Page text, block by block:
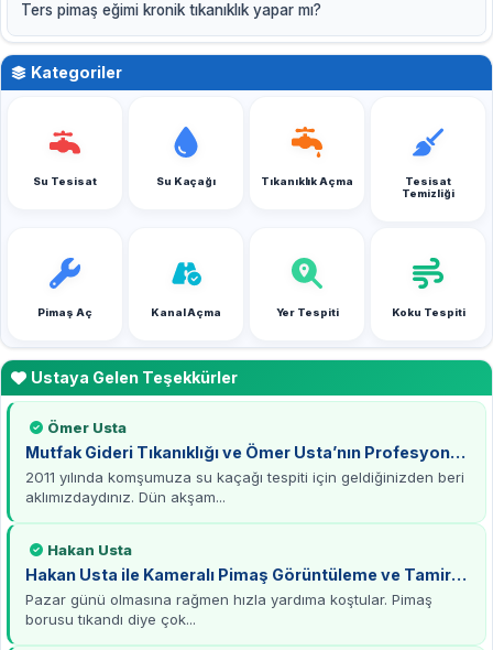
Ters pimaş eğimi kronik tıkanıklık yapar mı?
Kategoriler
Su Tesisat Su Kaçağı Tıkanıklık Açma
Tesisat
Temizliği
Pimaş Aç Kanal Açma Yer Tespiti Koku Tespiti
Ustaya Gelen Teşekkürler
Ömer Usta
Mutfak Gideri Tıkanıklığı ve Ömer Usta’nın Profesyonel
Çözümü
2011 yılında komşumuza su kaçağı tespiti için geldiğinizden beri
aklımızdaydınız. Dün akşam...
Hakan Usta
Hakan Usta ile Kameralı Pimaş Görüntüleme ve Tamirat
Deneyimi
Pazar günü olmasına rağmen hızla yardıma koştular. Pimaş
borusu tıkandı diye çok...